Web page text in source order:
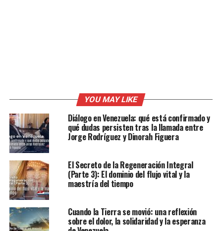
YOU MAY LIKE
Diálogo en Venezuela: qué está confirmado y
qué dudas persisten tras la llamada entre
Jorge Rodríguez y Dinorah Figuera
El Secreto de la Regeneración Integral
(Parte 3): El dominio del flujo vital y la
maestría del tiempo
Cuando la Tierra se movió: una reflexión
sobre el dolor, la solidaridad y la esperanza